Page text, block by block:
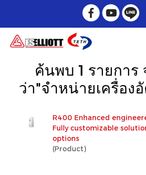
ค้นพบ 1 รายการ
ว่า"จำหน่ายเครื่อง
R400 Enhanced
Fully customizable
options
(Product)